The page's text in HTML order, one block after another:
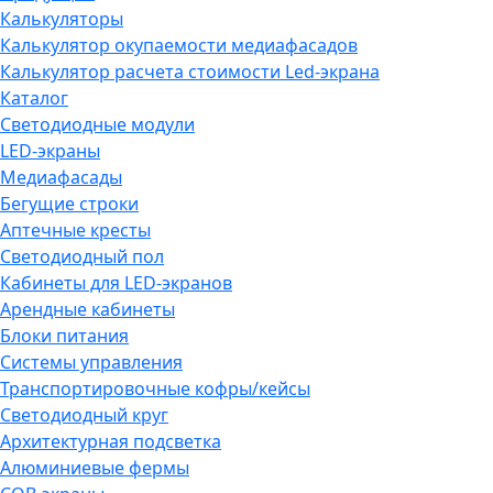
Калькуляторы
Калькулятор окупаемости медиафасадов
Калькулятор расчета стоимости Led-экрана
Каталог
Светодиодные модули
LED-экраны
Медиафасады
Бегущие строки
Аптечные кресты
Светодиодный пол
Кабинеты для LED-экранов
Арендные кабинеты
Блоки питания
Системы управления
Транспортировочные кофры/кейсы
Светодиодный круг
Архитектурная подсветка
Алюминиевые фермы